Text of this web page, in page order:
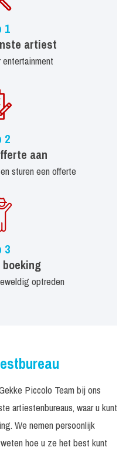
1
artiest
2
aan
sturen een offerte
3
optreden
Piccolo Team bij ons
artiestenbureaus, waar u kunt
We nemen persoonlijk
hoe u ze het best kunt